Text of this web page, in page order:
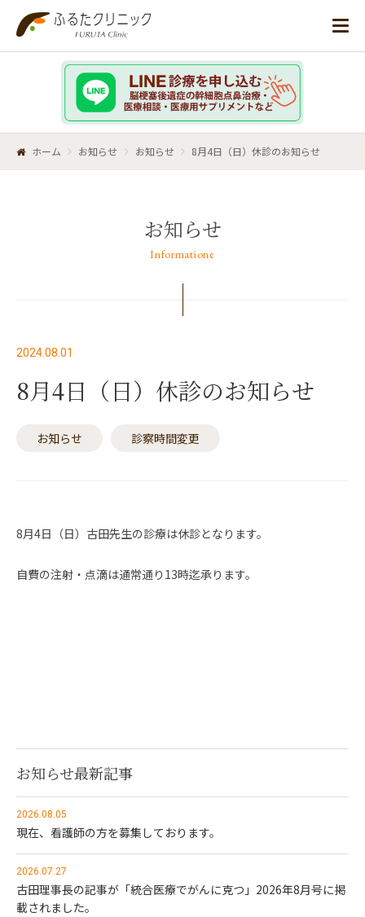
ホーム お知らせ お知らせ 8月4日（日）休診のお知らせ
お知らせ
Informatione
2024.08.01
8月4日（日）休診のお知らせ
お知らせ 診察時間変更
8月4日（日）古田先生の診療は休診となります。
自費の注射・点滴は通常通り13時迄承ります。
お知らせ最新記事
2026.08.05
現在、看護師の方を募集しております。
2026.07.27
古田理事長の記事が「統合医療でがんに克つ」2026年8月号に掲
載されました。